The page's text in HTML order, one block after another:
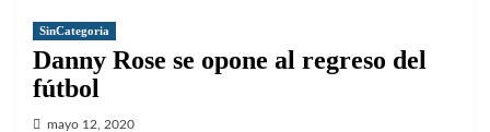
SinCategoria
Danny Rose se opone al regreso del
fútbol
mayo 12, 2020